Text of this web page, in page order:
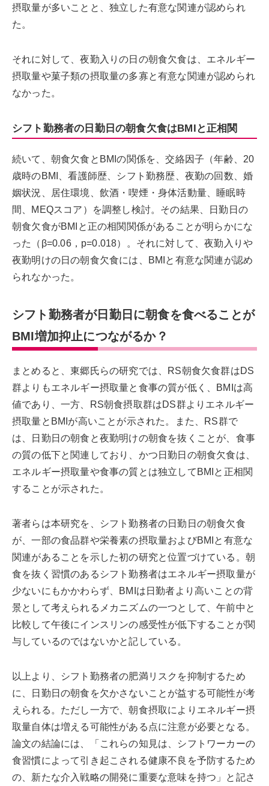
摂取量が多いことと、独立した有意な関連が認められ
た。
それに対して、夜勤入りの日の朝食欠食は、エネルギー
摂取量や菓子類の摂取量の多寡と有意な関連が認められ
なかった。
シフト勤務者の日勤日の朝食欠食はBMIと正相関
続いて、朝食欠食とBMIの関係を、交絡因子（年齢、20
歳時のBMI、看護師歴、シフト勤務歴、夜勤の回数、婚
姻状況、居住環境、飲酒・喫煙・身体活動量、睡眠時
間、MEQスコア）を調整し検討。その結果、日勤日の
朝食欠食がBMIと正の相関関係があることが明らかにな
った（β=0.06，p=0.018）。それに対して、夜勤入りや
夜勤明けの日の朝食欠食には、BMIと有意な関連が認め
られなかった。
シフト勤務者が日勤日に朝食を食べることが
BMI増加抑止につながるか？
まとめると、東郷氏らの研究では、RS朝食欠食群はDS
群よりもエネルギー摂取量と食事の質が低く、BMIは高
値であり、一方、RS朝食摂取群はDS群よりエネルギー
摂取量とBMIが高いことが示された。また、RS群で
は、日勤日の朝食と夜勤明けの朝食を抜くことが、食事
の質の低下と関連しており、かつ日勤日の朝食欠食は、
エネルギー摂取量や食事の質とは独立してBMIと正相関
することが示された。
著者らは本研究を、シフト勤務者の日勤日の朝食欠食
が、一部の食品群や栄養素の摂取量およびBMIと有意な
関連があることを示した初の研究と位置づけている。朝
食を抜く習慣のあるシフト勤務者はエネルギー摂取量が
少ないにもかかわらず、BMIは日勤者より高いことの背
景として考えられるメカニズムの一つとして、午前中と
比較して午後にインスリンの感受性が低下することが関
与しているのではないかと記している。
以上より、シフト勤務者の肥満リスクを抑制するため
に、日勤日の朝食を欠かさないことが益する可能性が考
えられる。ただし一方で、朝食摂取によりエネルギー摂
取量自体は増える可能性がある点に注意が必要となる。
論文の結論には、「これらの知見は、シフトワーカーの
食習慣によって引き起こされる健康不良を予防するため
の、新たな介入戦略の開発に重要な意味を持つ」と記さ